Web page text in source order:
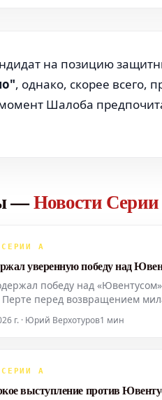
на позицию
, однако, скорее всего,
Шалoба
—Новости
А
уверенную победу над
победу над
перед возвращением
Энди Диуф, а окончательный
уб
г. · Юрий Верхотуров1 мин
А
выступление против